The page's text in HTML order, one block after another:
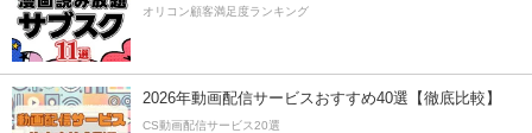
オリコン顧客満足度ランキング
2026年動画配信サービスおすすめ40選【徹底比較】
CS動画配信サービス20選